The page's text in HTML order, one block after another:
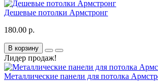
Дешевые потолки Армстронг
180.00 р.
В корзину
Лидер продаж!
Металлические панели для потолка